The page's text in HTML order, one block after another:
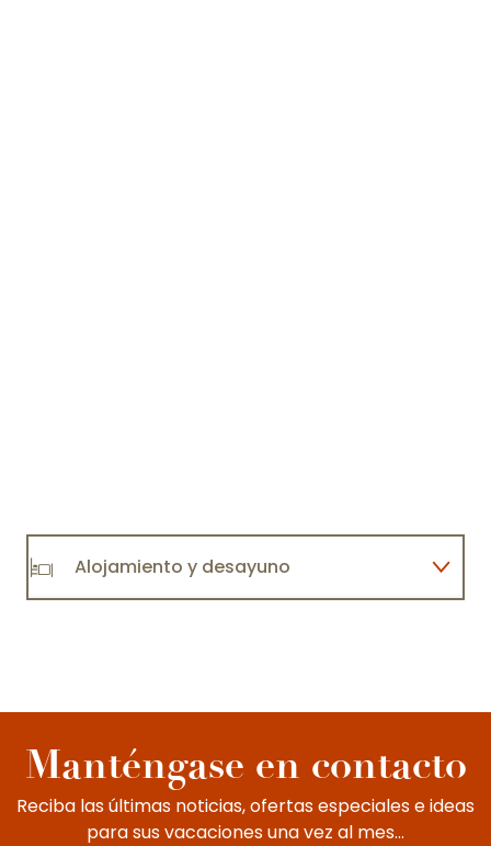
Alojamiento y desayuno
Chambres d'hôtes Au temps
Manténgase en contacto
Reciba las últimas noticias, ofertas especiales e ideas
para sus vacaciones una vez al mes...